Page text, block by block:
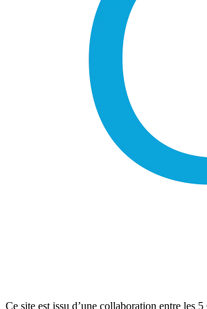
Ce site est issu d’une collaboration entre les